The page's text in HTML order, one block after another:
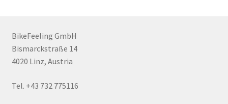
BikeFeeling GmbH
Bismarckstraße 14
4020 Linz, Austria
Tel. +43 732 775116